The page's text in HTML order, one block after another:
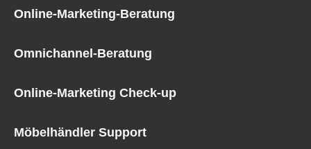
Online-Marketing-Beratung
Omnichannel-Beratung
Online-Marketing Check-up
Möbelhändler Support